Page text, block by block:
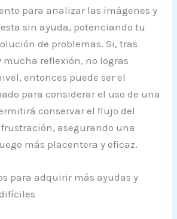
para analizar las imágenes y
sin ayuda, potenciando tu
de problemas. Si, tras
mucha reflexión, no logras
entonces puede ser el
para considerar el uso de una
conservar el flujo del
asegurando una
más placentera y eficaz.
para adquirir más ayudas y